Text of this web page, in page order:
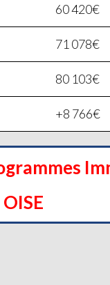
60 420€
71 078€
80 103€
+8 766€